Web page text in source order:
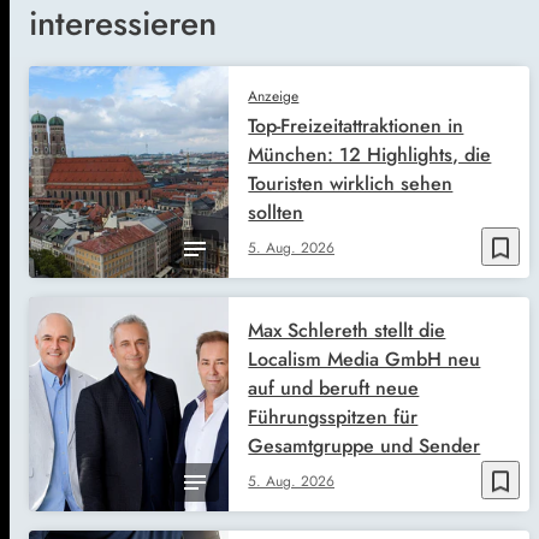
interessieren
bookmark_border
Anzeige
5. Aug. 2026
Top-Freizeitattraktionen in
München: 12 Highlights, die
Touristen wirklich sehen
sollten
bookmark_border
5. Aug. 2026
Max Schlereth stellt die
Localism Media GmbH neu
auf und beruft neue
Führungsspitzen für
Gesamtgruppe und Sender